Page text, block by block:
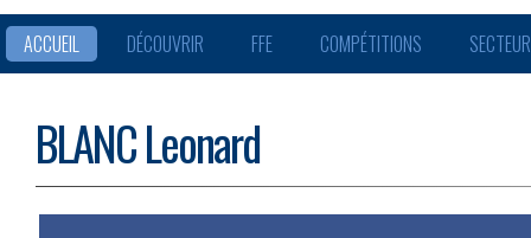
ACCUEIL DÉCOUVRIR FFE COMPÉTITIONS
BLANC Leonard